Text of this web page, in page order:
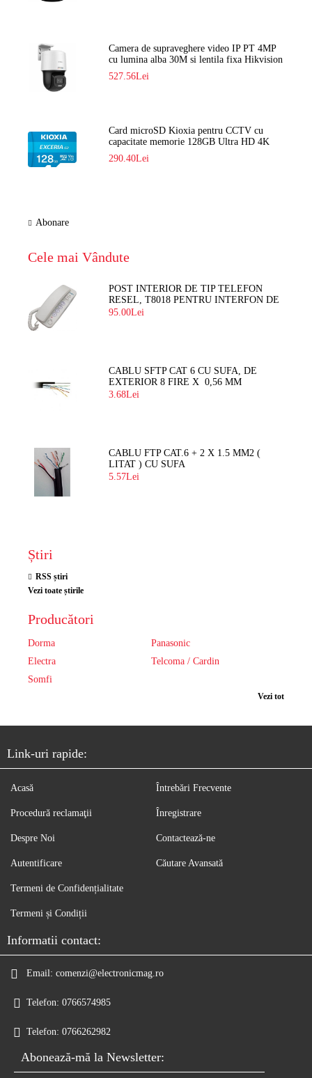
Camera de supraveghere video IP PT 4MP
cu lumina alba 30M si lentila fixa Hikvision
DS-2DE2C400SCG-E F1
527.56Lei
Card microSD Kioxia pentru CCTV cu
capacitate memorie 128GB Ultra HD 4K
LMEX2L128GG2
290.40Lei
Abonare
Cele mai Vândute
POST INTERIOR DE TIP TELEFON
RESEL, T8018 PENTRU INTERFON DE
BLOC
95.00Lei
CABLU SFTP CAT 6 CU SUFA, DE
EXTERIOR 8 FIRE X 0,56 MM
3.68Lei
CABLU FTP CAT.6 + 2 X 1.5 MM2 (
LITAT ) CU SUFA
5.57Lei
Știri
RSS știri
Vezi toate știrile
Producători
Dorma
Panasonic
Electra
Telcoma / Cardin
Somfi
Vezi tot
Link-uri rapide:
Acasă
Procedură reclamaţii
Despre Noi
Autentificare
Întrebări Frecvente
Înregistrare
Contactează-ne
Căutare Avansată
Termeni de Confidențialitate
Termeni și Condiții
Informatii contact:
Email: comenzi@electronicmag.ro
Telefon: 0766574985
Telefon: 0766262982
Abonează-mă la Newsletter: